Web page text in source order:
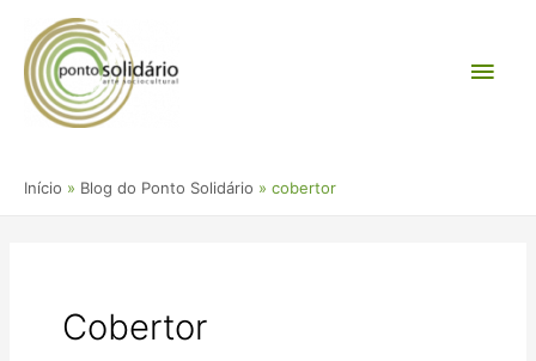
para
conteúdo
Início Blog do Ponto Solidário cobertor
Cobertor